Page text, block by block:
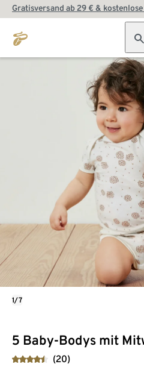
Gratisversand ab 29 € &
5 Baby-Bodys mit
(20)
1/7